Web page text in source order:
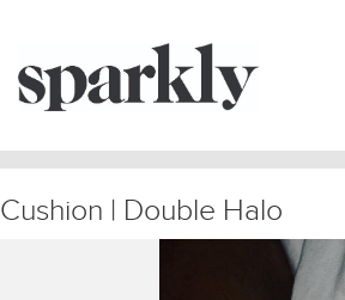
Cushion | Double Halo